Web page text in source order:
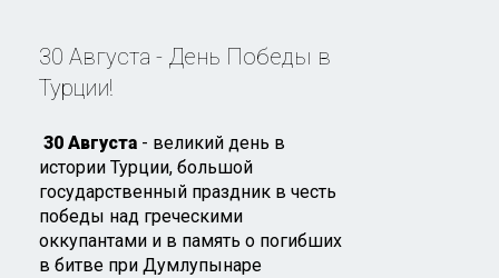
30 Августа - День Победы в
Турции!
30 Августа - великий день в
истории Турции, большой
государственный праздник в честь
победы над греческими
оккупантами и в память о погибших
в битве при Думлупынаре